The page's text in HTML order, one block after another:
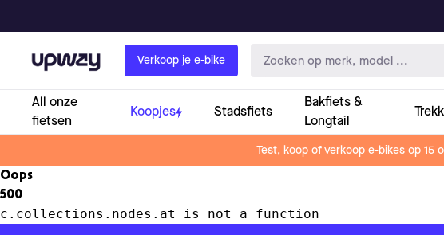
Upway Verkoop je e-bike
All onze
fietsen
Koopjes Stadsfiets
Bakfiets &
Longtail
Test, koop of verkoop e-bikes op 15
Oops
500
c.collections.nodes.at is not a function